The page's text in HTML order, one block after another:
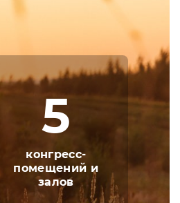
Для этого есть
Поэтому для
элементами для
5
конгресс-
помещений и
залов